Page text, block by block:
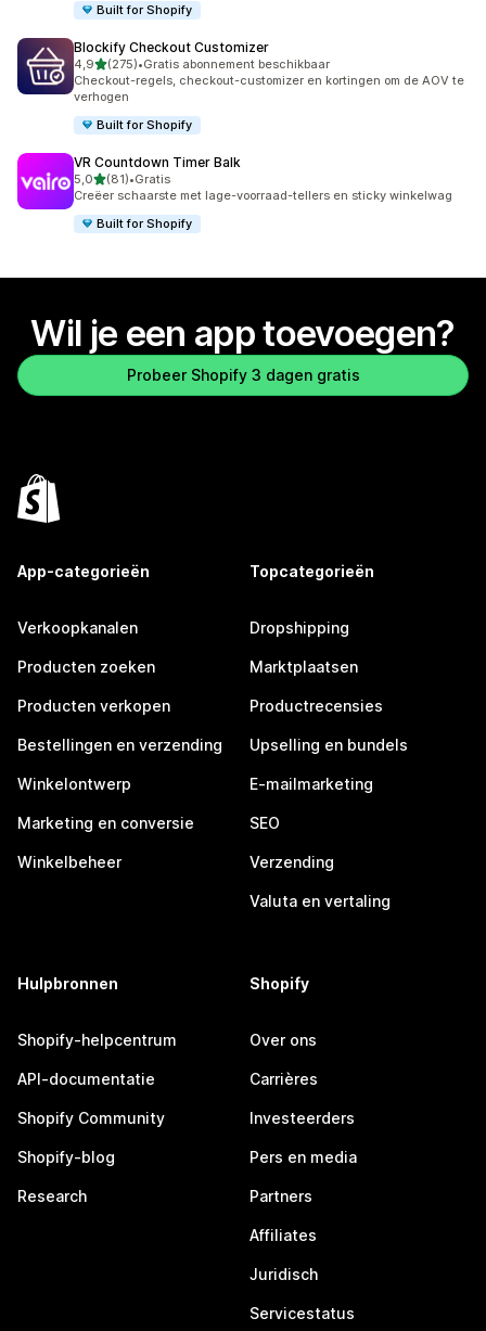
Built for Shopify
Blockify Checkout Customizer
4,9van 5 sterren
(275)
275 recensies in totaal
•Gratis abonnement beschikbaar
Checkout-regels, checkout-customizer en kortingen om de AOV te
verhogen
Built for Shopify
VR Countdown Timer Balk
5,0van 5 sterren
(81)
81 recensies in totaal
•Gratis
Creëer schaarste met lage-voorraad-tellers en sticky winkelwag
Built for Shopify
Wil je een app toevoegen?
Probeer Shopify 3 dagen gratis
App-categorieën
Verkoopkanalen
Producten zoeken
Producten verkopen
Bestellingen en verzending
Winkelontwerp
Marketing en conversie
Winkelbeheer
Topcategorieën
Dropshipping
Marktplaatsen
Productrecensies
Upselling en bundels
E-mailmarketing
SEO
Verzending
Valuta en vertaling
Hulpbronnen
Shopify-helpcentrum
API-documentatie
Shopify Community
Shopify-blog
Research
Shopify
Over ons
Carrières
Investeerders
Pers en media
Partners
Affiliates
Juridisch
Servicestatus